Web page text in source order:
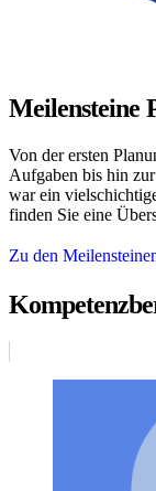
Meilensteine
Von der ersten
Aufgaben bis hin
war ein
finden Sie eine
Zu den